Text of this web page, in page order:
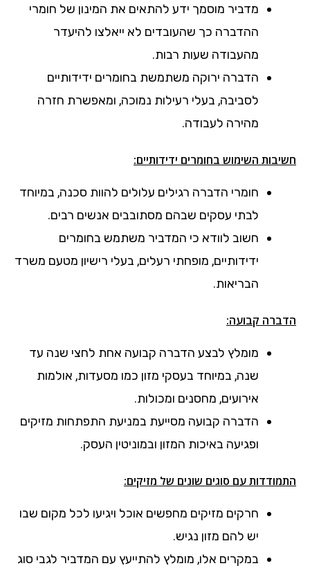
מדביר מוסמך ידע להתאים את המינון של חומרי
ההדברה כך שהעובדים לא ייאלצו להיעדר
מהעבודה שעות רבות.
הדברה ירוקה משתמשת בחומרים ידידותיים
לסביבה, בעלי רעילות נמוכה, ומאפשרת חזרה
מהירה לעבודה.
חשיבות השימוש בחומרים ידידותיים:
חומרי הדברה רגילים עלולים להוות סכנה, במיוחד
לבתי עסקים שבהם מסתובבים אנשים רבים.
חשוב לוודא כי המדביר משתמש בחומרים
ידידותיים, מופחתי רעלים, בעלי רישיון מטעם משרד
הבריאות.
הדברה קבועה:
מומלץ לבצע הדברה קבועה אחת לחצי שנה עד
שנה, במיוחד בעסקי מזון כמו מסעדות, אולמות
אירועים, מחסנים ומכולות.
הדברה קבועה מסייעת במניעת התפתחות מזיקים
ופגיעה באיכות המזון ובמוניטין העסק.
התמודדות עם סוגים שונים של מזיקים:
חרקים מזיקים מחפשים אוכל ויגיעו לכל מקום שבו
יש להם מזון נגיש.
במקרים אלו, מומלץ להתייעץ עם המדביר לגבי סוג